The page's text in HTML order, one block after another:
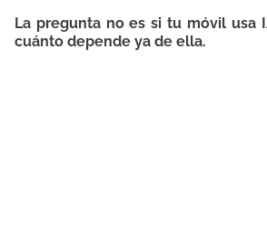
La pregunta no es si tu móvil usa
cuánto depende ya de ella.